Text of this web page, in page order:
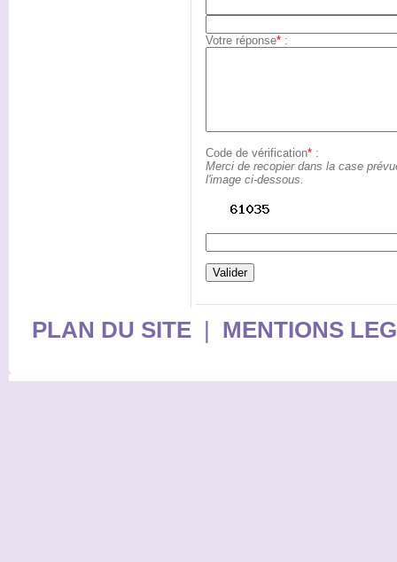
Votre réponse*:
Code de vérification*:
Merci de recopier dans la case
l'image ci-dessous.
PLAN DU SITE| MENTIONS